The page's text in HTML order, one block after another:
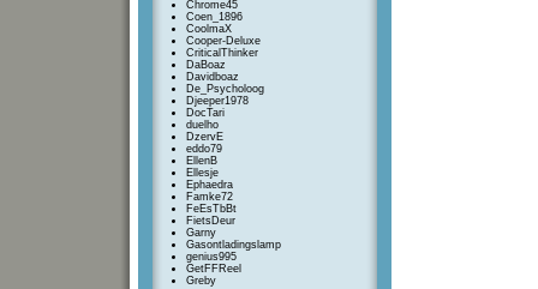
Chrome45
Coen_1896
CoolmaX
Cooper-Deluxe
CriticalThinker
DaBoaz
Davidboaz
De_Psycholoog
Djeeper1978
DocTari
duelho
DzervE
eddo79
EllenB
Ellesje
Ephaedra
Famke72
FeEsTbBt
FietsDeur
Garny
Gasontladingslamp
genius995
GetFFReel
Greby